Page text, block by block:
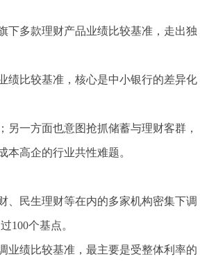
下多款理财产品业绩比较基准，走出独
绩比较基准，核心是中小银行的差异化
一方面也意图抢抓储蓄与理财客群，
高企的行业共性难题。
、民生理财等在内的多家机构密集下调
100个基点。
业绩比较基准，最主要是受整体利率的